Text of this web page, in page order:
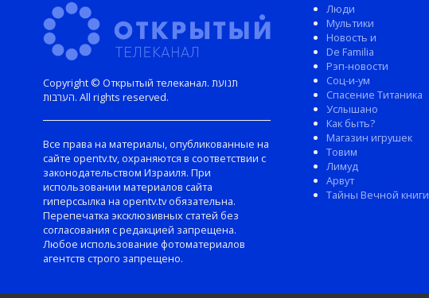
Copyright © Открытый телеканал. תנועת
הערבות. All rights reserved.
Все права на материалы, опубликованные на
сайте opentv.tv, охраняются в соответствии с
законодательством Израиля. При
использовании материалов сайта
гиперссылка на opentv.tv обязательна.
Перепечатка эксклюзивных статей без
согласования с редакцией запрещена.
Любое использование фотоматериалов
агентств строго запрещено.
Люди
Мультики
Новость и
De Familia
Рэп-новости
Соц-и-ум
Спасение Титаника
Услышано
Как быть?
Магазин игрушек
Товим
Лимуд
Арвут
Тайны Вечной книги